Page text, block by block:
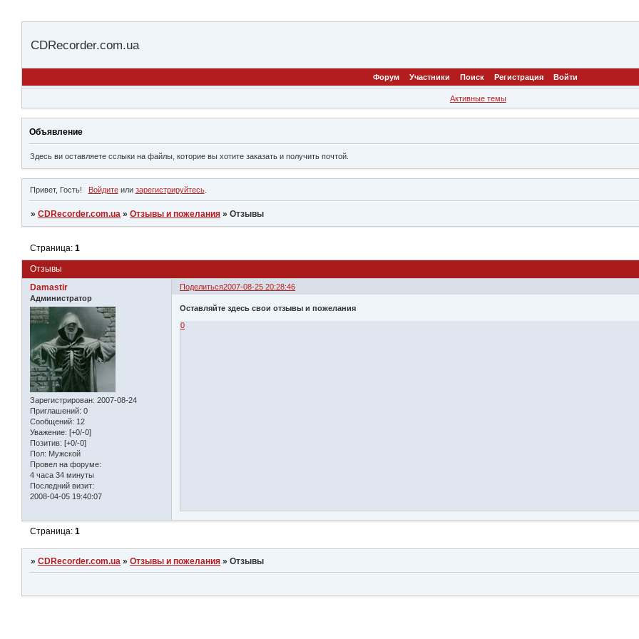
CDRecorder.com.ua
Форум Участники Поиск Регистрация Войти
Активные темы
Объявление
Здесь ви оставляете сслыки на файлы, которие вы хотите заказать и получить почтой.
Привет, Гость! Войдитеили зарегистрируйтесь.
»CDRecorder.com.ua »Отзывы и пожелания »Отзывы
Отзывы
Страница:1
Поделиться2007-08-25 20:28:46
Damastir
Администратор
Зарегистрирован: 2007-08-24
Приглашений: 0
Сообщений: 12
Уважение: [+0/-0]
Позитив: [+0/-0]
Пол: Мужской
Провел на форуме:
4 часа 34 минуты
Последний визит:
2008-04-05 19:40:07
Оставляйте здесь свои отзывы и пожелания
0
Страница:1
»CDRecorder.com.ua »Отзывы и пожелания »Отзывы